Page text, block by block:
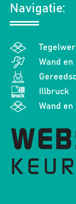
Navigatie:
Wand
Illbruck
Wand